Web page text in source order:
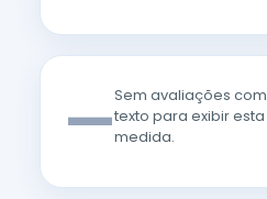
—Sem avaliações com
texto para exibir esta
medida.